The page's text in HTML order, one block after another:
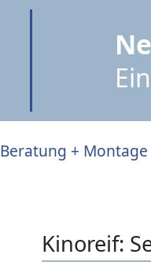
Beratung + Montage
Kinoreif: